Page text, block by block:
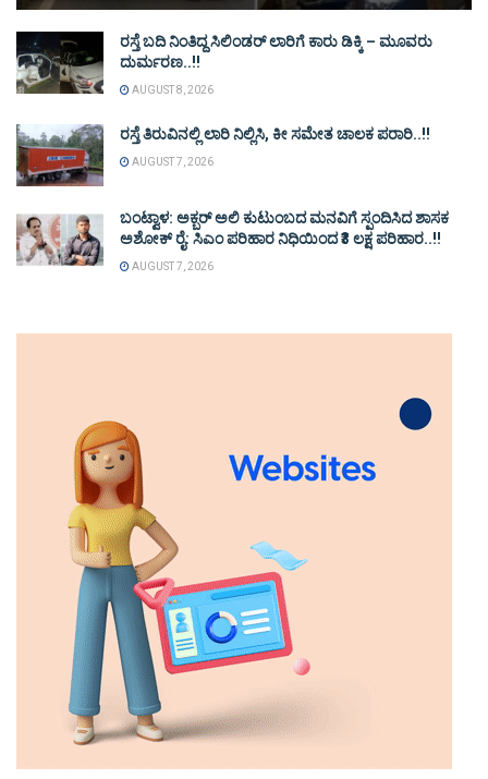
ರಸ್ತೆ ಬದಿ ನಿಂತಿದ್ದ ಸಿಲಿಂಡರ್ ಲಾರಿಗೆ ಕಾರು ಡಿಕ್ಕಿ – ಮೂವರು
ದುರ್ಮರಣ..!!
AUGUST 8, 2026
ರಸ್ತೆ ತಿರುವಿನಲ್ಲಿ ಲಾರಿ ನಿಲ್ಲಿಸಿ, ಕೀ ಸಮೇತ ಚಾಲಕ ಪರಾರಿ..!!
AUGUST 7, 2026
ಬಂಟ್ವಾಳ: ಅಕ್ಬರ್ ಅಲಿ ಕುಟುಂಬದ ಮನವಿಗೆ ಸ್ಪಂದಿಸಿದ ಶಾಸಕ
ಅಶೋಕ್ ರೈ: ಸಿಎಂ ಪರಿಹಾರ ನಿಧಿಯಿಂದ ₹3 ಲಕ್ಷ ಪರಿಹಾರ..!!
AUGUST 7, 2026